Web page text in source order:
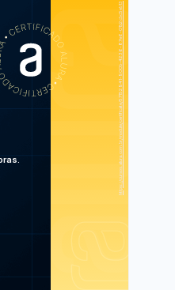
https://cursos.alura.com.br/module/certificate/57152941-900b-4236-87e6-01b2cbc5eb13
CUR
suas páginas
de 321 atividades.